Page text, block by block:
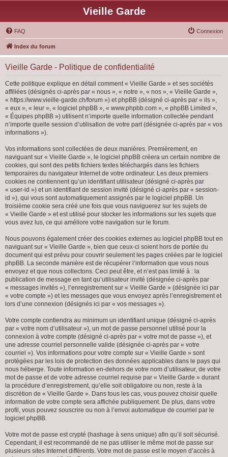
Vieille Garde
FAQ Connexion
Index du forum
Vieille Garde - Politique de confidentialité
Cette politique explique en détail comment « Vieille Garde » et ses sociétés
affiliées (désignés ci-après par « nous », « notre », « nos », « Vieille Garde »,
« https://www.vieille-garde.ch/forum ») et phpBB (désigné ci-après par « ils »,
« eux », « leur », « logiciel phpBB », « www.phpbb.com », « phpBB Limited »,
« Équipes phpBB ») utilisent n’importe quelle information collectée pendant
n’importe quelle session d’utilisation de votre part (désignée ci-après par « vos
informations »).
Vos informations sont collectées de deux manières. Premièrement, en
naviguant sur « Vieille Garde », le logiciel phpBB créera un certain nombre de
cookies, qui sont des petits fichiers textes téléchargés dans les fichiers
temporaires du navigateur Internet de votre ordinateur. Les deux premiers
cookies ne contiennent qu’un identifiant utilisateur (désigné ci-après par
« user-id ») et un identifiant de session invité (désigné ci-après par « session-
id »), qui vous sont automatiquement assignés par le logiciel phpBB. Un
troisième cookie sera créé une fois que vous naviguerez sur les sujets de
« Vieille Garde » et est utilisé pour stocker les informations sur les sujets que
vous avez lus, ce qui améliore votre navigation sur le forum.
Nous pouvons également créer des cookies externes au logiciel phpBB tout en
naviguant sur « Vieille Garde », bien que ceux-ci soient hors de portée du
document qui est prévu pour couvrir seulement les pages créées par le logiciel
phpBB. La seconde manière est de récupérer l’information que vous nous
envoyez et que nous collectons. Ceci peut être, et n’est pas limité à : la
publication de message en tant qu’utilisateur invité (désignée ci-après par
« messages invités »), l’enregistrement sur « Vieille Garde » (désignée ici par
« votre compte ») et les messages que vous envoyez après l’enregistrement et
lors d’une connexion (désignés ici par « vos messages »).
Votre compte contiendra au minimum un identifiant unique (désigné ci-après
par « votre nom d’utilisateur »), un mot de passe personnel utilisé pour la
connexion à votre compte (désigné ci-après par « votre mot de passe »), et
une adresse courriel personnelle valide (désignée ci-après par « votre
courriel »). Vos informations pour votre compte sur « Vieille Garde » sont
protégées par les lois de protection des données applicables dans le pays qui
nous héberge. Toute information en-dehors de votre nom d’utilisateur, de votre
mot de passe et de votre adresse courriel requise par « Vieille Garde » durant
la procédure d’enregistrement, qu’elle soit obligatoire ou non, reste à la
discrétion de « Vieille Garde ». Dans tous les cas, vous pouvez choisir quelle
information de votre compte sera affichée publiquement. De plus, dans votre
profil, vous pouvez souscrire ou non à l’envoi automatique de courriel par le
logiciel phpBB.
Votre mot de passe est crypté (hashage à sens unique) afin qu’il soit sécurisé.
Cependant, il est recommandé de ne pas utiliser le même mot de passe sur
plusieurs sites Internet différents. Votre mot de passe est le moyen d’accès à